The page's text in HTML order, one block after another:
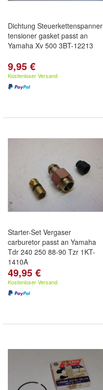
Dichtung Steuerkettenspanner
tensioner gasket passt an
Yamaha Xv 500 3BT-12213
9,95 €
Kostenloser Versand
Starter-Set Vergaser
carburetor passt an Yamaha
Tdr 240 250 88-90 Tzr 1KT-
1410A
49,95 €
Kostenloser Versand